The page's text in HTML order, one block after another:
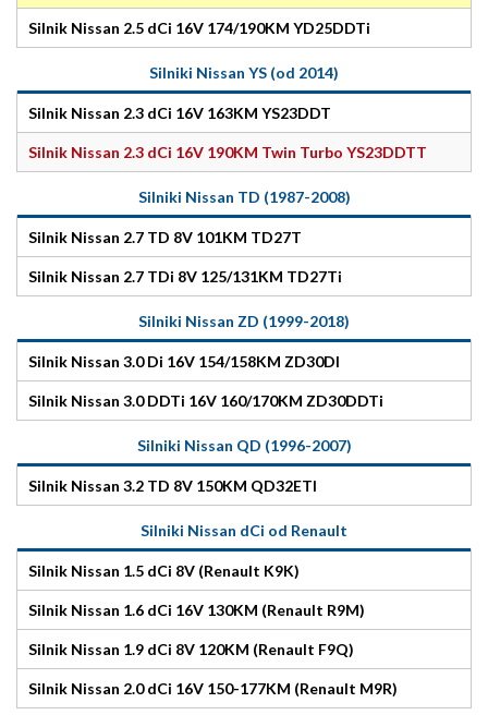
Silnik Nissan 2.5 dCi 16V 174/190KM YD25DDTi
Silniki Nissan YS (od 2014)
Silnik Nissan 2.3 dCi 16V 163KM YS23DDT
Silnik Nissan 2.3 dCi 16V 190KM Twin Turbo YS23DDTT
Silniki Nissan TD (1987-2008)
Silnik Nissan 2.7 TD 8V 101KM TD27T
Silnik Nissan 2.7 TDi 8V 125/131KM TD27Ti
Silniki Nissan ZD (1999-2018)
Silnik Nissan 3.0 Di 16V 154/158KM ZD30DI
Silnik Nissan 3.0 DDTi 16V 160/170KM ZD30DDTi
Silniki Nissan QD (1996-2007)
Silnik Nissan 3.2 TD 8V 150KM QD32ETI
Silniki Nissan dCi od Renault
Silnik Nissan 1.5 dCi 8V (Renault K9K)
Silnik Nissan 1.6 dCi 16V 130KM (Renault R9M)
Silnik Nissan 1.9 dCi 8V 120KM (Renault F9Q)
Silnik Nissan 2.0 dCi 16V 150-177KM (Renault M9R)